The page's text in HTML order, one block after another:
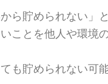
ら貯められない」と
ことを他人や環境
も貯められない可